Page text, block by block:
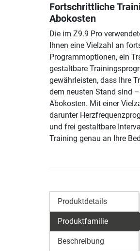
Fortschrittliche
Abokosten
Die im Z9.9 Pro
Ihnen eine Vielzahl an
Programmoptionen, ein
gestaltbare
gewährleisten, dass Ihre
dem neusten Stand sind
Abokosten. Mit einer
darunter
und frei gestaltbare
Training genau an Ihre
Produktdetails
Produktfamilie
Beschreibung